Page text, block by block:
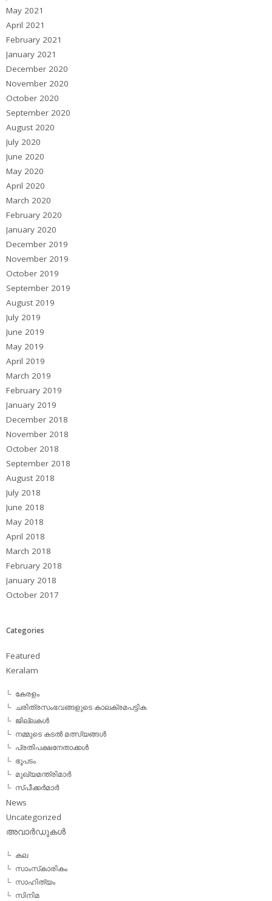
May 2021
April 2021
February 2021
January 2021
December 2020
November 2020
October 2020
September 2020
August 2020
July 2020
June 2020
May 2020
April 2020
March 2020
February 2020
January 2020
December 2019
November 2019
October 2019
September 2019
August 2019
July 2019
June 2019
May 2019
April 2019
March 2019
February 2019
January 2019
December 2018
November 2018
October 2018
September 2018
August 2018
July 2018
June 2018
May 2018
April 2018
March 2018
February 2018
January 2018
October 2017
Categories
Featured
Keralam
കേരളം
ചരിത്രസംഭവങ്ങളുടെ കാലക്രമപട്ടിക
ജില്ലകള്‍
നമ്മുടെ കടല്‍ മത്സ്യങ്ങള്‍
പ്രതിപക്ഷനേതാക്കള്‍
ഭൂപടം
മുഖ്യമന്ത്രിമാര്‍
സ്പീക്കര്‍മാര്‍
News
Uncategorized
അവാര്‍ഡുകള്‍
കല
സാംസ്‌കാരികം
സാഹിത്യം
സിനിമ